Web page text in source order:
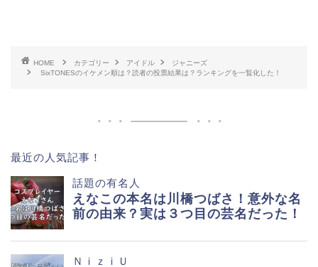
HOME カテゴリー アイドル
ジャニーズ
SixTONESのイケメン順は？読者の投票結果は？ランキングを一覧化した！
最近の人気記事！